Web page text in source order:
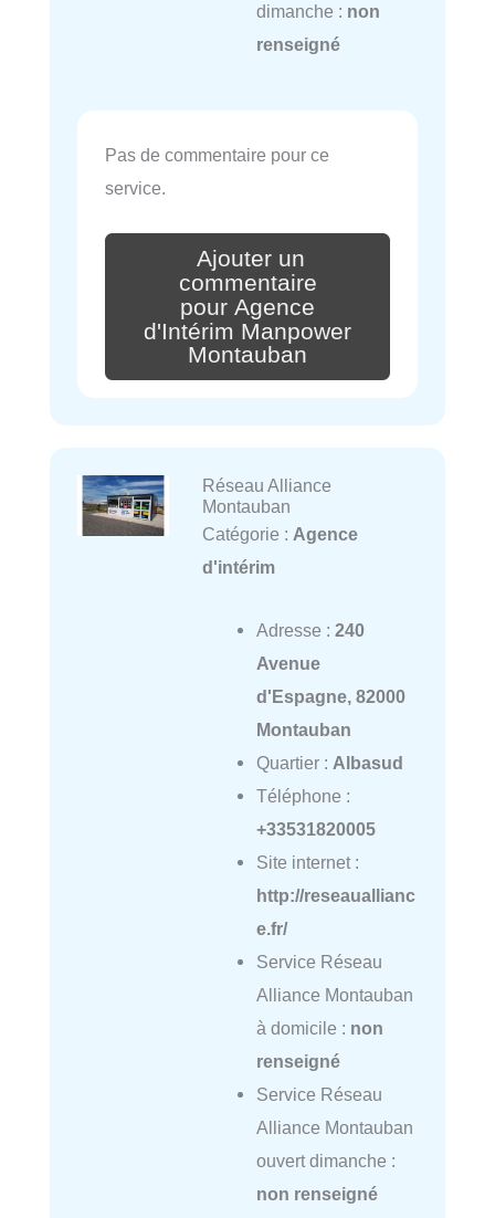
dimanche : non
renseigné
Pas de commentaire pour ce
service.
Ajouter un
commentaire
pour Agence
d'Intérim Manpower
Montauban
Réseau Alliance
Montauban
Catégorie : Agence
d'intérim
Adresse : 240
Avenue
d'Espagne, 82000
Montauban
Quartier : Albasud
Téléphone :
+33531820005
Site internet :
http://reseauallianc
e.fr/
Service Réseau
Alliance Montauban
à domicile : non
renseigné
Service Réseau
Alliance Montauban
ouvert dimanche :
non renseigné